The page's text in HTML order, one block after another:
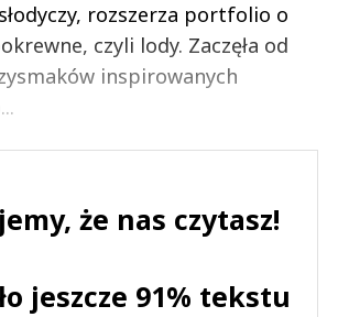
rozszerza portfolio o
czyli lody. Zaczęła od
inspirowanych
że nas czytasz!
jeszcze 91% tekstu